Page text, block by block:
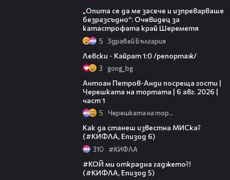
„Опита се да ме засече и изпреварваше
безразсъдно“: Очевидец за
катастрофата край Шереметя
5 Здравей България
Левски - Кайрат 1:0 /репортаж/
3 gong_bg
Антоан Петров-Анди посреща гости |
Черешката на тортата | 6 авг. 2026 |
част 1
5 Черешката на тортата
Как да станеш известна МИСка?
(#КИФЛА, Епизод 6)
310 #КИФЛА
#КОЙ ми открадна гаджето?!
(#КИФЛА, Епизод 5)